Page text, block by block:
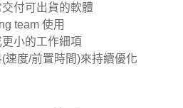
付可出貨的軟體
team 使用
小的工作細項
速度/前置時間)來持續優化